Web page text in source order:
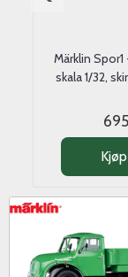
Märklin
skala 1/32,
Kjøp